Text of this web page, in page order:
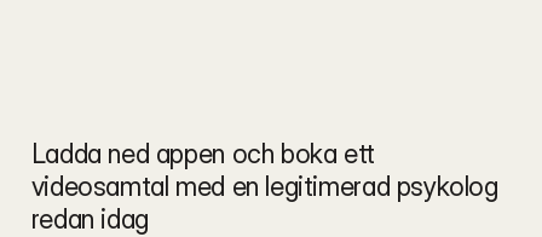
Ladda ned appen och boka ett
videosamtal med en legitimerad psykolog
redan idag